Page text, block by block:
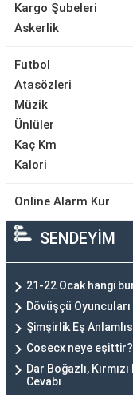
Kargo Şubeleri
Askerlik
Futbol
Atasözleri
Müzik
Ünlüler
Kaç Km
Kalori
Online Alarm Kur
SENDEYİM
21-22 Ocak hangi
Dövüşçü
Şimşirlik Eş
Cosecx neye eşittir?
Dar Boğazlı,
Cevabı